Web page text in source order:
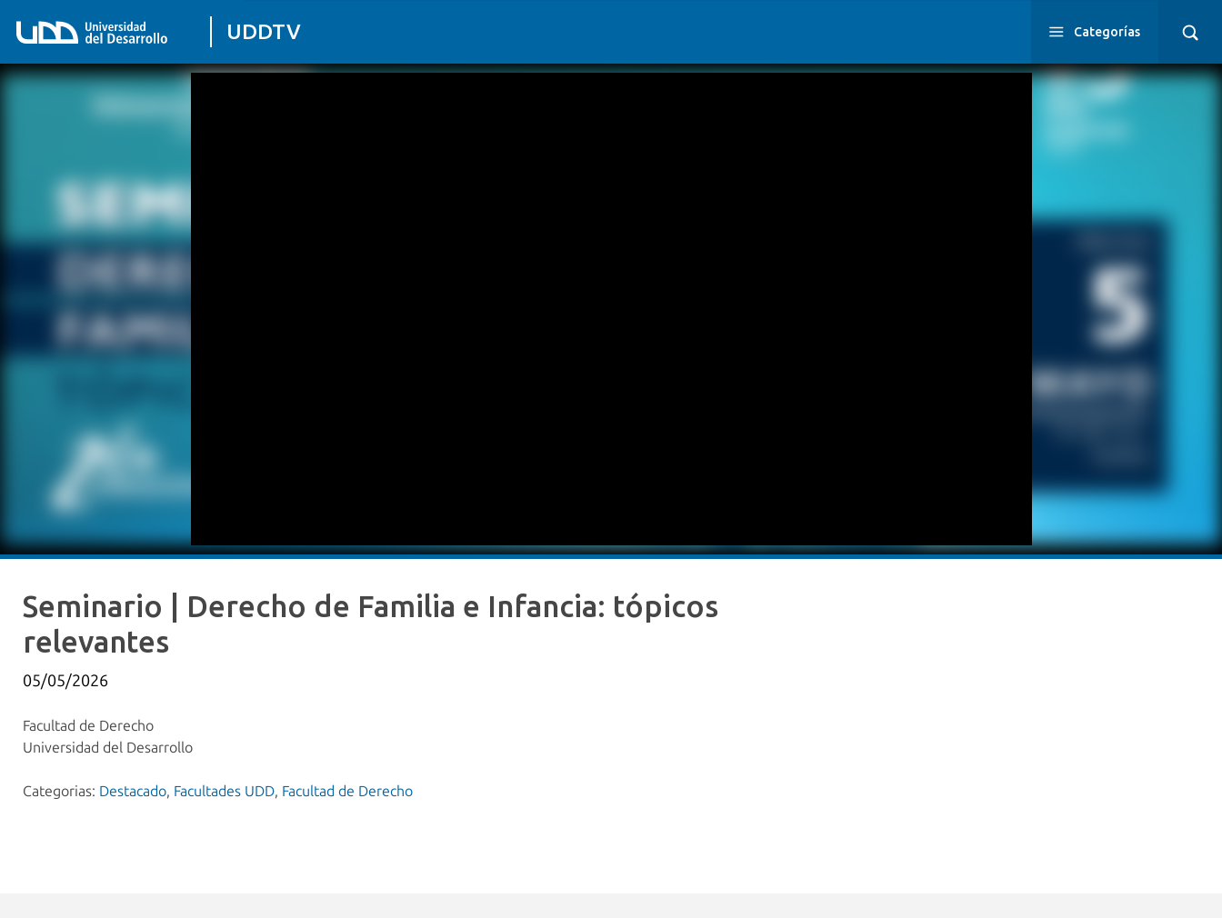
UDDTV Categorías
Seminario | Derecho de Familia e Infancia: tópicos
relevantes
05/05/2026
Facultad de Derecho
Universidad del Desarrollo
Categorias: Destacado, Facultades UDD, Facultad de Derecho